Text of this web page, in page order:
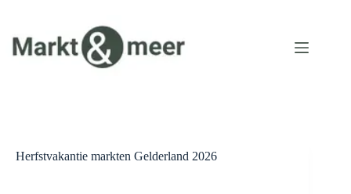
de
inhoud
Herfstvakantie markten Gelderland 2026